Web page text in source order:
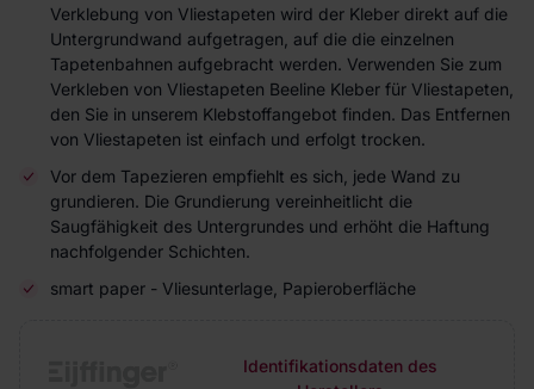
Verklebung von Vliestapeten wird der Kleber direkt auf die
Untergrundwand aufgetragen, auf die die einzelnen
Tapetenbahnen aufgebracht werden. Verwenden Sie zum
Verkleben von Vliestapeten Beeline Kleber für Vliestapeten,
den Sie in unserem Klebstoffangebot finden. Das Entfernen
von Vliestapeten ist einfach und erfolgt trocken.
Vor dem Tapezieren empfiehlt es sich, jede Wand zu
grundieren. Die Grundierung vereinheitlicht die
Saugfähigkeit des Untergrundes und erhöht die Haftung
nachfolgender Schichten.
smart paper - Vliesunterlage, Papieroberfläche
Identifikationsdaten des